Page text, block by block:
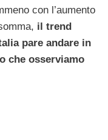
con l’aumento
il trend
pare andare in
che osserviamo